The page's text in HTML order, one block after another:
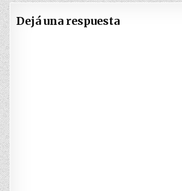
Dejá una respuesta